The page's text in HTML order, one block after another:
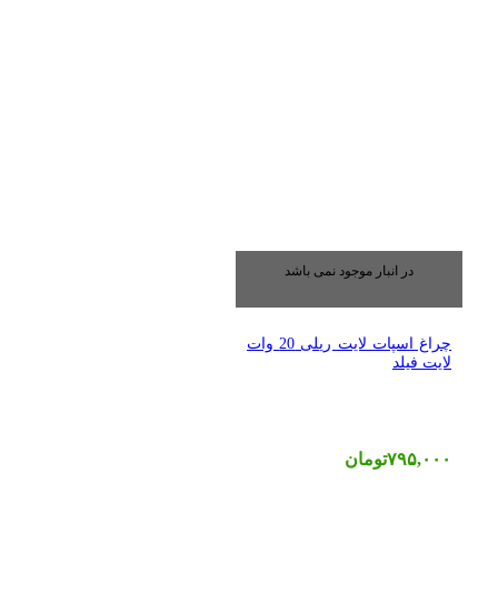
در انبار موجود نمی باشد
چراغ اسپات لایت ریلی 20 وات
لایت فیلد
۷۹۵,۰۰۰تومان